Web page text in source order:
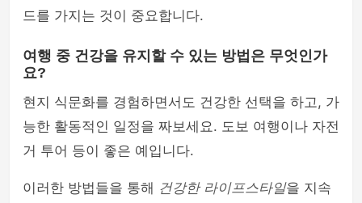
드를 가지는 것이 중요합니다.
여행 중 건강을 유지할 수 있는 방법은 무엇인가
요?
현지 식문화를 경험하면서도 건강한 선택을 하고, 가
능한 활동적인 일정을 짜보세요. 도보 여행이나 자전
거 투어 등이 좋은 예입니다.
이러한 방법들을 통해 건강한 라이프스타일을 지속